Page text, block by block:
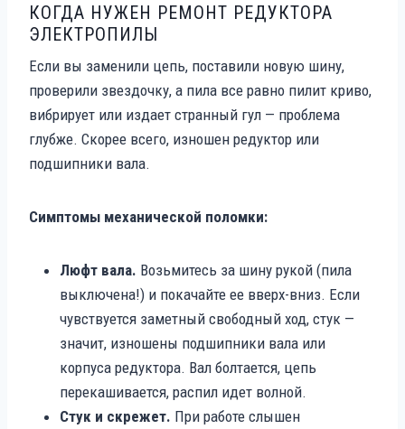
КОГДА НУЖЕН РЕМОНТ РЕДУКТОРА
ЭЛЕКТРОПИЛЫ
Если вы заменили цепь, поставили новую шину,
проверили звездочку, а пила все равно пилит криво,
вибрирует или издает странный гул — проблема
глубже. Скорее всего, изношен редуктор или
подшипники вала.
Симптомы механической поломки:
Люфт вала. Возьмитесь за шину рукой (пила
выключена!) и покачайте ее вверх-вниз. Если
чувствуется заметный свободный ход, стук —
значит, изношены подшипники вала или
корпуса редуктора. Вал болтается, цепь
перекашивается, распил идет волной.
Стук и скрежет. При работе слышен